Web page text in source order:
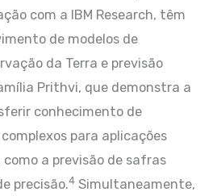
com a IBM Research, têm
de modelos de
da Terra e previsão
Prithvi, que demonstra a
conhecimento de
para aplicações
a previsão de safras
precisão.4 Simultaneamente,